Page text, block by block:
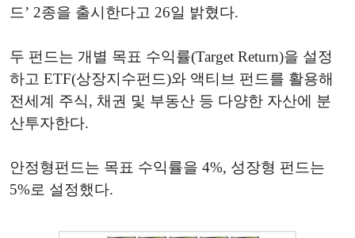
드’ 2종을 출시한다고 26일 밝혔다.
두 펀드는 개별 목표 수익률(Target Return)을 설정
하고 ETF(상장지수펀드)와 액티브 펀드를 활용해
전세계 주식, 채권 및 부동산 등 다양한 자산에 분
산투자한다.
안정형펀드는 목표 수익률을 4%, 성장형 펀드는
5%로 설정했다.